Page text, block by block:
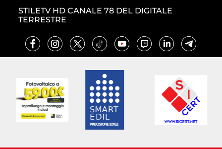
STILETV HD CANALE 78 DEL DIGITALE
TERRESTRE